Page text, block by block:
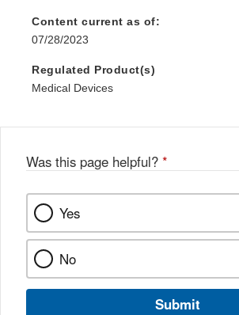
Content current as of:
07/28/2023
Regulated Product(s)
Medical Devices
Was this page helpful? *
Yes
No
Submit